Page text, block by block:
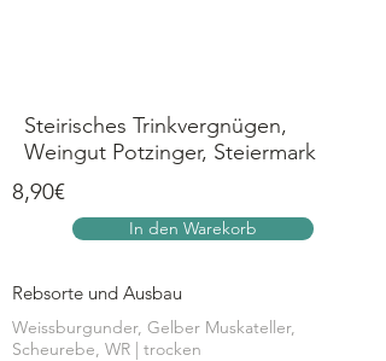
Steirisches Trinkvergnügen,
Weingut Potzinger, Steiermark
8,90€
In den Warekorb
Rebsorte und Ausbau
Weissburgunder, Gelber Muskateller,
Scheurebe, WR | trocken